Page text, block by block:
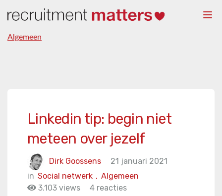
Algemeen
Linkedin tip: begin niet
meteen over jezelf
Dirk Goossens
21 januari 2021
in
Algemeen
Social netwerk ,
3.103 views
4 reacties